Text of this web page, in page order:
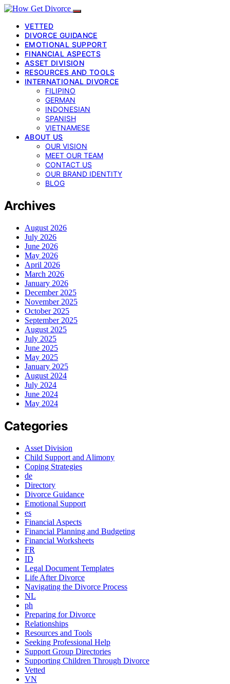
VETTED
DIVORCE GUIDANCE
EMOTIONAL SUPPORT
FINANCIAL ASPECTS
ASSET DIVISION
RESOURCES AND TOOLS
INTERNATIONAL DIVORCE
FILIPINO
GERMAN
INDONESIAN
SPANISH
VIETNAMESE
ABOUT US
OUR VISION
MEET OUR TEAM
CONTACT US
OUR BRAND IDENTITY
BLOG
Archives
August 2026
July 2026
June 2026
May 2026
April 2026
March 2026
January 2026
December 2025
November 2025
October 2025
September 2025
August 2025
July 2025
June 2025
May 2025
January 2025
August 2024
July 2024
June 2024
May 2024
Categories
Asset Division
Child Support and Alimony
Coping Strategies
de
Directory
Divorce Guidance
Emotional Support
es
Financial Aspects
Financial Planning and Budgeting
Financial Worksheets
FR
ID
Legal Document Templates
Life After Divorce
Navigating the Divorce Process
NL
ph
Preparing for Divorce
Relationships
Resources and Tools
Seeking Professional Help
Support Group Directories
Supporting Children Through Divorce
Vetted
VN